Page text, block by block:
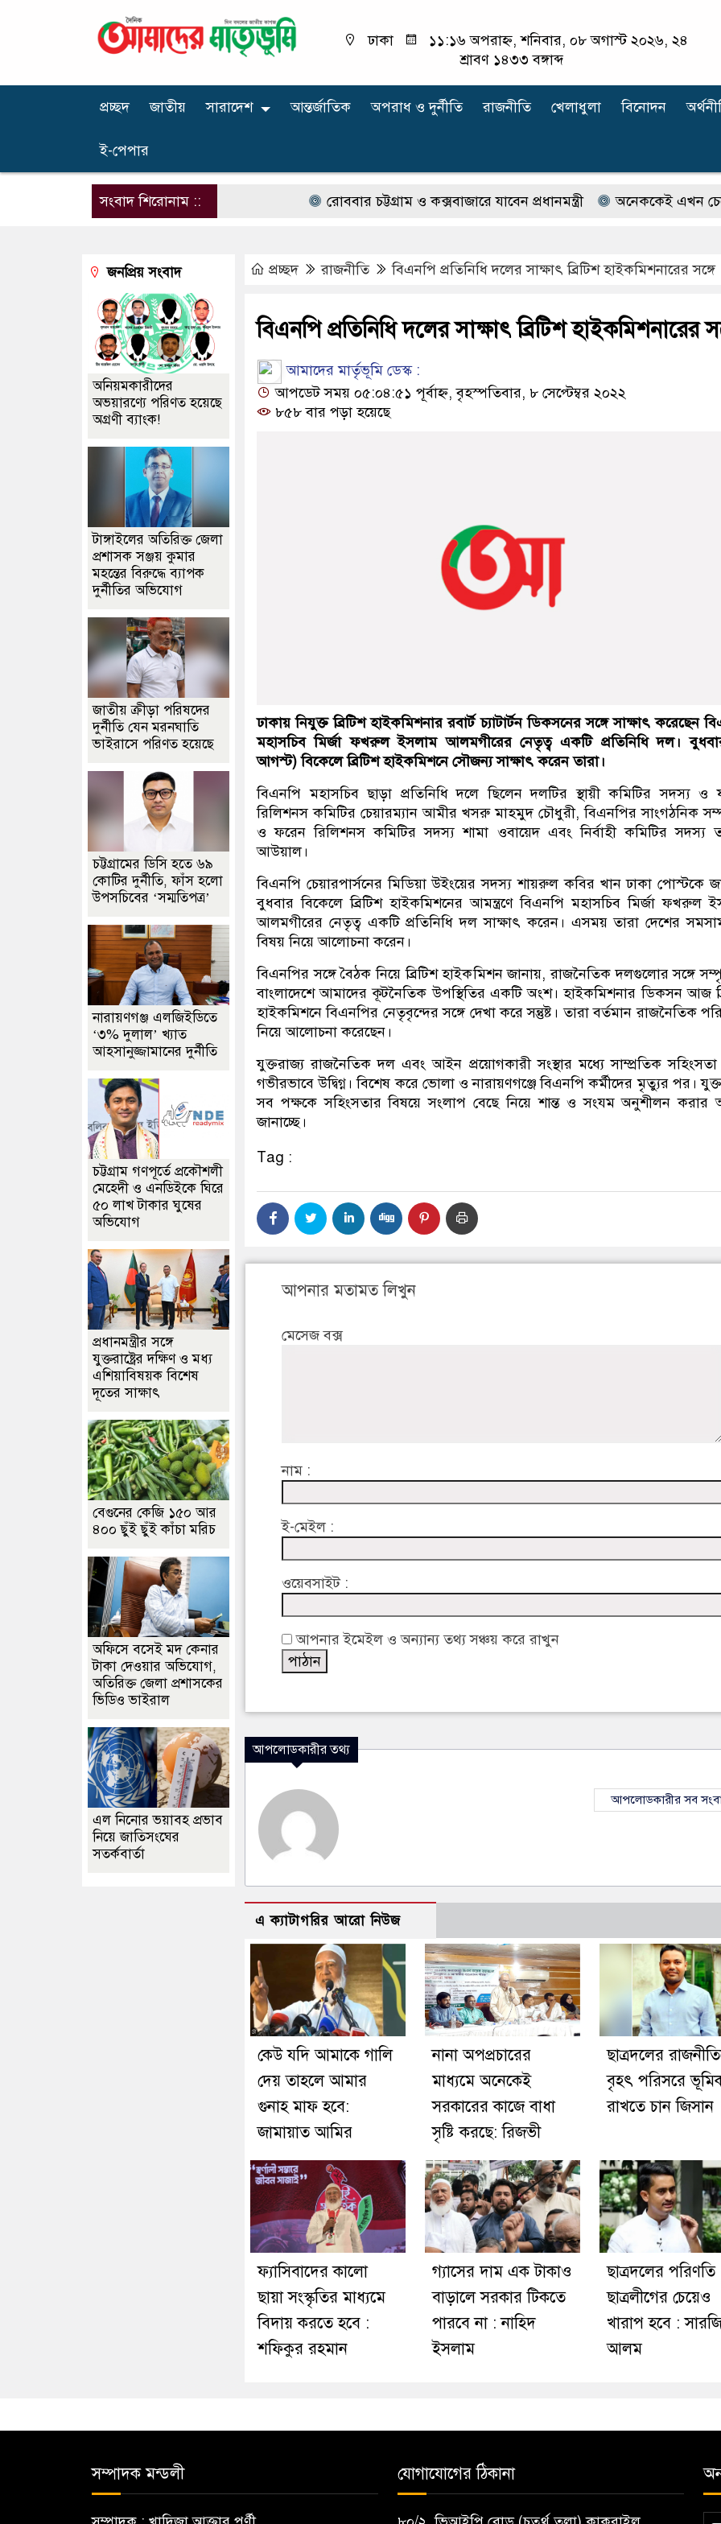
ঢাকা
১১:১৬ অপরাহ্ন, শনিবার, ০৮ অগাস্ট ২০২৬, ২৪
শ্রাবণ ১৪৩৩ বঙ্গাব্দ
প্রচ্ছদ জাতীয় সারাদেশ আন্তর্জাতিক অপরাধ ‍ও দুর্নীতি রাজনীতি খেলাধুলা বিনোদন
ই-পেপার
সংবাদ শিরোনাম :: রোববার চট্টগ্রাম ও কক্সবাজারে যাবেন প্রধানমন্ত্রী অনেককেই এখন চেনেন না
প্রচ্ছদ রাজনীতি বিএনপি প্রতিনিধি দলের সাক্ষাৎ ব্রিটিশ হাইকমিশনারের সঙ্গে
বিএনপি প্রতিনিধি দলের সাক্ষাৎ ব্রিটিশ হাইকমিশনারের
আমাদের মার্তৃভূমি ডেস্ক :
আপডেট সময় ০৫:০৪:৫১ পূর্বাহ্ন, বৃহস্পতিবার, ৮ সেপ্টেম্বর ২০২২
৮৫৮ বার পড়া হয়েছে
ঢাকায় নিযুক্ত ব্রিটিশ হাইকমিশনার রবার্ট চ্যাটার্টন ডিকসনের সঙ্গে সাক্ষাৎ করেছেন
মহাসচিব মির্জা ফখরুল ইসলাম আলমগীরের নেতৃত্ব একটি প্রতিনিধি দল।
আগস্ট) বিকেলে ব্রিটিশ হাইকমিশনে সৌজন্য সাক্ষাৎ করেন তারা।
বিএনপি মহাসচিব ছাড়া প্রতিনিধি দলে ছিলেন দলটির স্থায়ী কমিটির সদস্য ও
রিলিশনস কমিটির চেয়ারম্যান আমীর খসরু মাহমুদ চৌধুরী, বিএনপির সাংগঠনিক
ও ফরেন রিলিশনস কমিটির সদস্য শামা ওবায়েদ এবং নির্বাহী কমিটির সদস্য
আউয়াল।
বিএনপি চেয়ারপার্সনের মিডিয়া উইংয়ের সদস্য শায়রুল কবির খান ঢাকা পোস্টকে
বুধবার বিকেলে ব্রিটিশ হাইকমিশনের আমন্ত্রণে বিএনপি মহাসচিব মির্জা ফখরুল
আলমগীরের নেতৃত্ব একটি প্রতিনিধি দল সাক্ষাৎ করেন। এসময় তারা দেশের
বিষয় নিয়ে আলোচনা করেন।
বিএ‌ন‌পির স‌ঙ্গে বৈঠক নি‌য়ে ব্রিটিশ হাইক‌মিশন জানায়, রাজনৈতিক দলগুলোর সঙ্গে
বাংলাদেশে আমাদের কূটনৈতিক উপস্থিতির একটি অংশ। হাইকমিশনার ডিকসন আজ
হাইকমিশনে বিএন‌পির নেতৃবৃন্দের সঙ্গে দেখা করে সন্তুষ্ট। তারা বর্তমান রাজনৈতিক
নিয়ে আলোচনা করেছেন।
যুক্তরাজ্য রাজনৈতিক দল এবং আইন প্রয়োগকারী সংস্থার মধ্যে সাম্প্রতিক সহিংসতা
গভীরভাবে উদ্বিগ্ন। বিশেষ করে ভোলা ও নারায়ণগঞ্জে বিএনপি কর্মীদের মৃত্যুর পর।
সব পক্ষকে সহিংসতার বিষয়ে সংলাপ বেছে নিয়ে শান্ত ও সংযম অনুশীলন করার
জানা‌চ্ছে।
Tag :
আপনার মতামত লিখুন
মেসেজ বক্স
নাম :
ই-মেইল :
ওয়েবসাইট :
আপনার ইমেইল ও অন্যান্য তথ্য সঞ্চয় করে রাখুন
আপলোডকারীর তথ্য
আপলোডকারীর সব
এ ক্যাটাগরির আরো নিউজ
কেউ যদি আমাকে গালি
দেয় তাহলে আমার
গুনাহ মাফ হবে:
জামায়াত আমির
নানা অপপ্রচারের
মাধ্যমে অনেকেই
সরকারের কাজে বাধা
সৃষ্টি করছে: রিজভী
ছাত্রদলের
বৃহৎ পরিসরে
রাখতে চান জিসান
ফ্যাসিবাদের কালো
ছায়া সংস্কৃতির মাধ্যমে
বিদায় করতে হবে :
শফিকুর রহমান
গ্যাসের দাম এক টাকাও
বাড়ালে সরকার টিকতে
পারবে না : নাহিদ
ইসলাম
ছাত্রদলের পরিণতি
ছাত্রলীগের চেয়েও
খারাপ হবে :
আলম
জনপ্রিয় সংবাদ
অনিয়মকারীদের
অভয়ারণ্যে পরিণত হয়েছে
অগ্রণী ব্যাংক!
টাঙ্গাইলের অতিরিক্ত জেলা
প্রশাসক সঞ্জয় কুমার
মহন্তের বিরুদ্ধে ব্যাপক
দুর্নীতির অভিযোগ
জাতীয় ক্রীড়া পরিষদের
দুর্নীতি যেন মরনঘাতি
ভাইরাসে পরিণত হয়েছে
চট্টগ্রামের ডিসি হতে ৬৯
কোটির দুর্নীতি, ফাঁস হলো
উপসচিবের ‘সম্মতিপত্র’
নারায়ণগঞ্জ এলজিইডিতে
‘৩% দুলাল’ খ্যাত
আহসানুজ্জামানের দুর্নীতি
চট্টগ্রাম গণপূর্তে প্রকৌশলী
মেহেদী ও এনডিইকে ঘিরে
৫০ লাখ টাকার ঘুষের
অভিযোগ
প্রধানমন্ত্রীর সঙ্গে
যুক্তরাষ্ট্রের দক্ষিণ ও মধ্য
এশিয়াবিষয়ক বিশেষ
দূতের সাক্ষাৎ
বেগুনের কেজি ১৫০ আর
৪০০ ছুঁই ছুঁই কাঁচা মরিচ
অফিসে বসেই মদ কেনার
টাকা দেওয়ার অভিযোগ,
অতিরিক্ত জেলা প্রশাসকের
ভিডিও ভাইরাল
এল নিনোর ভয়াবহ প্রভাব
নিয়ে জাতিসংঘের
সতর্কবার্তা
সম্পাদক মন্ডলী যোগাযোগের ঠিকানা